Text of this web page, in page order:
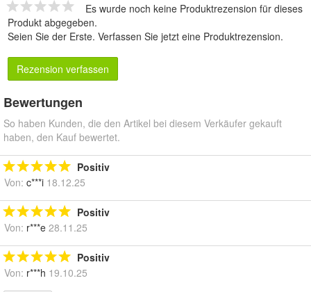
Es wurde noch keine Produktrezension für dieses
Produkt abgegeben.
Seien Sie der Erste. Verfassen Sie jetzt eine Produktrezension.
Rezension verfassen
Bewertungen
So haben Kunden, die den Artikel bei diesem Verkäufer gekauft
haben, den Kauf bewertet.
Positiv
Von: c***i 18.12.25
Positiv
Von: r***e 28.11.25
Positiv
Von: r***h 19.10.25